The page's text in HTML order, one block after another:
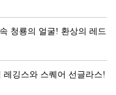
청룡의 얼굴! 환상의 레드
깅스와 스퀘어 선글라스!